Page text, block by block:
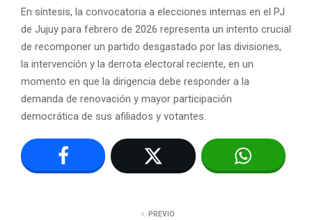
En síntesis, la convocatoria a elecciones internas en el PJ
de Jujuy para febrero de 2026 representa un intento crucial
de recomponer un partido desgastado por las divisiones,
la intervención y la derrota electoral reciente, en un
momento en que la dirigencia debe responder a la
demanda de renovación y mayor participación
democrática de sus afiliados y votantes.
PREVIO